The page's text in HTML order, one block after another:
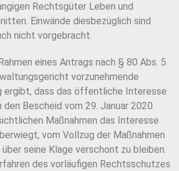
Rechtsgüter Leben und
Einwände diesbezüglich sind
nicht vorgebracht.
eines Antrags nach § 80 Abs. 5
vorzunehmende
ergibt, dass das öffentliche Interesse
Bescheid vom 29. Januar 2020
Maßnahmen das Interesse
vom Vollzug der Maßnahmen
seine Klage verschont zu bleiben.
des vorläufigen Rechtsschutzes